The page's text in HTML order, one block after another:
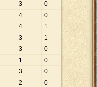
3
0
4
0
4
1
3
1
3
0
1
0
3
0
2
0